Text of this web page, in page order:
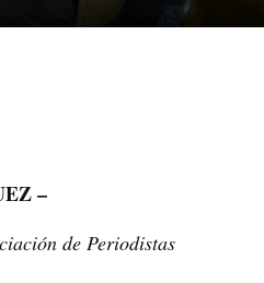
–
de Periodistas